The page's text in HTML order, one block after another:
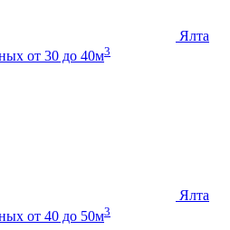
Ялта
от 30 до 40м3
Ялта
от 40 до 50м3